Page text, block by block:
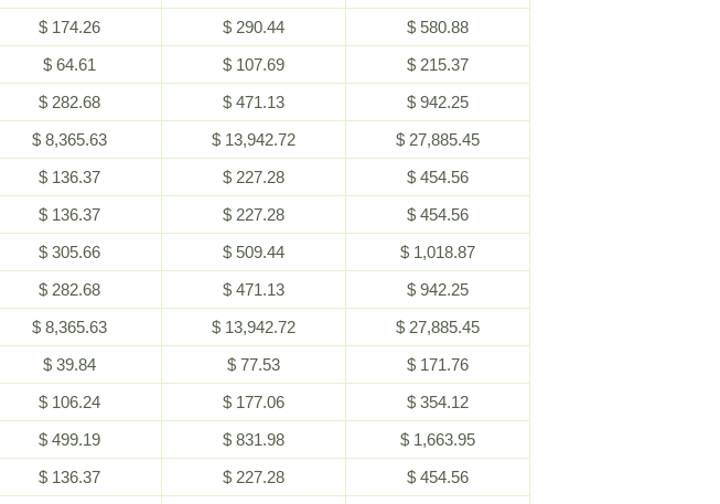
$ 174.26 $ 290.44
$ 580.88
$ 64.61 $ 107.69
$ 215.37
$ 282.68 $ 471.13
$ 942.25
$ 8,365.63 $ 13,942.72
$ 27,885.45
$ 136.37 $ 227.28
$ 454.56
$ 136.37 $ 227.28
$ 454.56
$ 305.66 $ 509.44
$ 1,018.87
$ 282.68 $ 471.13
$ 942.25
$ 8,365.63 $ 13,942.72
$ 27,885.45
$ 39.84 $ 77.53
$ 171.76
$ 106.24 $ 177.06
$ 354.12
$ 499.19 $ 831.98
$ 1,663.95
$ 136.37 $ 227.28
$ 454.56